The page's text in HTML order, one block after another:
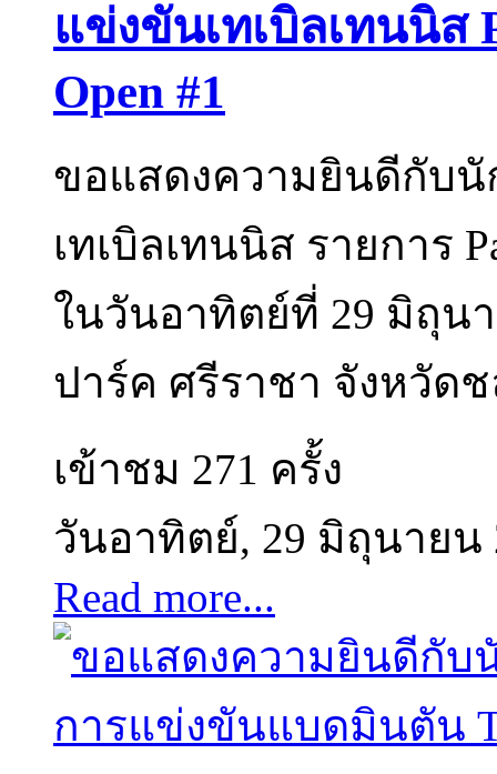
แข่งขันเทเบิลเทนนิส
Open #1
ขอแสดงความยินดีกับนั
เทเบิลเทนนิส รายการ
ในวันอาทิตย์ที่ 29 มิถุน
ปาร์ค ศรีราชา จังหวัด
เข้าชม 271 ครั้ง
วันอาทิตย์, 29 มิถุนายน
Read more...